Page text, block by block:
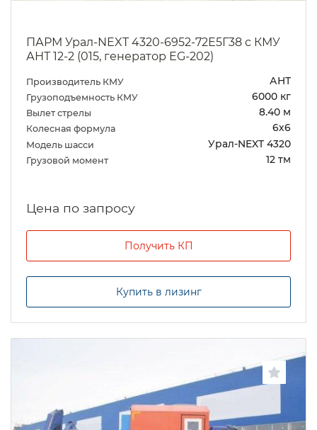
ПАРМ Урал-NEXT 4320-6952-72Е5Г38 с КМУ
АНТ 12-2 (015, генератор EG-202)
Производитель КМУ АНТ
Грузоподъемность КМУ 6000 кг
Вылет стрелы 8.40 м
Колесная формула 6х6
Модель шасси Урал-NEXT 4320
Грузовой момент 12 тм
Цена по запросу
Получить КП
Купить в лизинг